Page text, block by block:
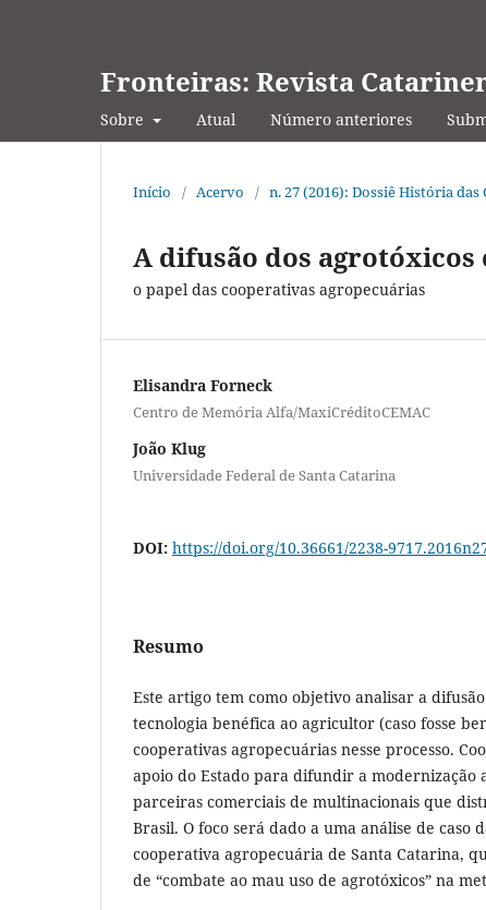
Fronteiras: Revista
Sobre Atual Número anteriores
Início / Acervo / n. 27 (2016): Dossiê História das
A difusão dos
o papel das cooperativas agropecuárias
Elisandra Forneck
Centro de Memória Alfa/MaxiCréditoCEMAC
João Klug
Universidade Federal de Santa Catarina
DOI: https://doi.org/10.36661/2238-
Resumo
Este artigo tem como objetivo analisar a
tecnologia benéfica ao agricultor (caso fosse
cooperativas agropecuárias nesse processo.
apoio do Estado para difundir a modernização
parceiras comerciais de multinacionais que
Brasil. O foco será dado a uma análise de caso
cooperativa agropecuária de Santa Catarina,
de “combate ao mau uso de agrotóxicos” na